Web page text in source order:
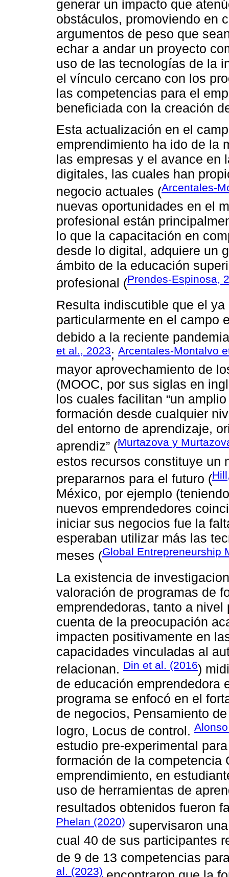
generar un impacto que
obstáculos, promoviendo en
argumentos de peso que
echar a andar un proyecto
uso de las tecnologías de la
el vínculo cercano con los
las competencias para el
beneficiada con la creación
Esta actualización en el
emprendimiento ha ido de la
las empresas y el avance en
digitales, las cuales han
negocio actuales (Arcentales-
nuevas oportunidades en el
profesional están
lo que la capacitación en
desde lo digital, adquiere un
ámbito de la educación
profesional (Prendes-Espinosa,
Resulta indiscutible que el
particularmente en el campo
debido a la reciente
et al., 2023; Arcentales-Montalvo
mayor aprovechamiento de
(MOOC, por sus siglas en
los cuales facilitan “un
formación desde cualquier
del entorno de aprendizaje,
aprendiz” (Murtazova y
estos recursos constituye un
prepararnos para el futuro (
México, por ejemplo
nuevos emprendedores
iniciar sus negocios fue la
esperaban utilizar más las
meses (Global Entrepreneurship
La existencia de
valoración de programas de
emprendedoras, tanto a
cuenta de la preocupación
impacten positivamente en
capacidades vinculadas al
relacionan. Din et al. (2016)
de educación emprendedora
programa se enfocó en el
de negocios, Pensamiento
logro, Locus de control.
estudio pre-experimental
formación de la competencia
emprendimiento, en
uso de herramientas de
resultados obtenidos fueron
Phelan (2020) supervisaron
cual 40 de sus participantes
de 9 de 13 competencias
al. (2023)